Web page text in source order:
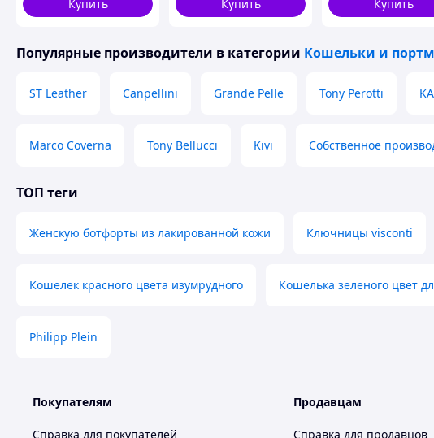
Купить Купить
Купить
Популярные производители в категории Кошельки и
ST Leather Canpellini Grande Pelle Tony Perotti
Marco Coverna Tony Bellucci Kivi Собственное
ТОП теги
Женскую ботфорты из лакированной кожи Ключницы visconti
Кошелек красного цвета изумрудного Кошелька зеленого цвет
Philipp Plein
Покупателям
Справка для покупателей
Продавцам
Справка для продавцов